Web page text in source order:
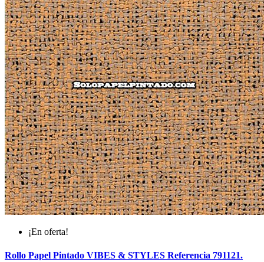
¡En oferta!
Rollo Papel Pintado VIBES & STYLES Referencia 791121.